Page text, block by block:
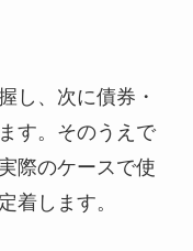
し、次に債券・
す。そのうえで
際のケースで使
着します。